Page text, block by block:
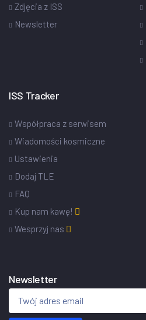
Zdjęcia z ISS
Newsletter
ISS Tracker
Współpraca z serwisem
Wiadomości kosmiczne
Ustawienia
Dodaj TLE
FAQ
Kup nam kawę!
Wesprzyj nas
Newsletter